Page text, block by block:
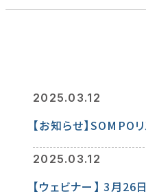
2025.03.12
【お知らせ】SOMPO
2025.03.12
【ウェビナー】 3月